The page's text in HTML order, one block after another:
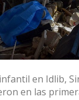
en Idlib,
en las